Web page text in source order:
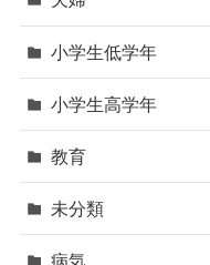
小学生低学年
小学生高学年
教育
未分類